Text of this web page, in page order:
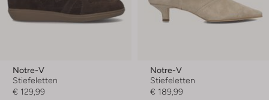
Notre-V
Stiefeletten
€ 129,99
Notre-V
Stiefeletten
€ 189,99